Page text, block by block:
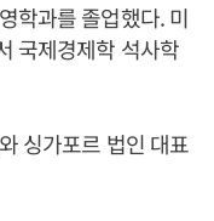
학과를 졸업했다. 미
국제경제학 석사학
싱가포르 법인 대표